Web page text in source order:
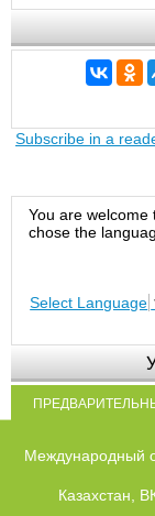
Subscribe in a
You are
chose the
Select Language
Международный
Казахстан,